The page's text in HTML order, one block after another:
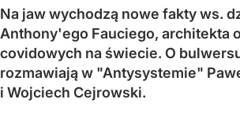
Na jaw wychodzą nowe fakty ws.
Anthony'ego Fauciego, architekta
covidowych na świecie. O
rozmawiają w "Antysystemie"
i Wojciech Cejrowski.